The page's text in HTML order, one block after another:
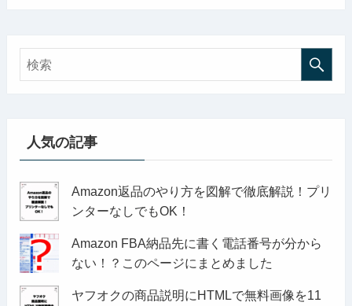
人気の記事
Amazon返品のやり方を図解で徹底解説！プリ
ンターなしでもOK！
Amazon FBA納品先に書く電話番号が分から
ない！？このページにまとめました
ヤフオクの商品説明にHTMLで無料画像を11